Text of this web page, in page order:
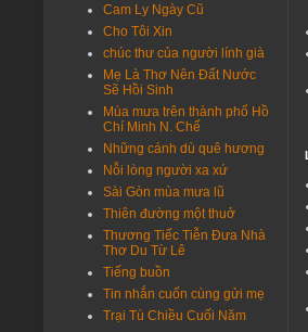
Nguyễn Hải - Du ca
https://
Nguyễn Hải - Du ca
Thành Kính phân ưu cùng
Michael Alexander
Fine method of telling,
Nguyễn Hải - Du ca
Cảm ơn 2 bạn đã quan
Hoàng Lan
Bác QC Trần Hữu Tâm:
Trần Bền
Người bạn QC Trần Hữu
Cam Ly Ngày Cũ
Cho Tôi Xin
chúc thư của người lính già
Mẹ Là Thơ Nên Đất Nước
Sẽ Hồi Sinh
Mùa mưa trên thành phố Hồ
Chí Minh N. Chế
Những cánh dù quê hương
Nỗi lòng người xa xứ
Sài Gòn mùa mưa lũ
Thiên đường một thuở
Thương Tiếc Tiễn Đưa Nhà
Thơ Du Từ Lê
Tiếng buồn
Tin nhắn cuốn cùng gửi mẹ
Trại Tù Chiều Cuối Năm